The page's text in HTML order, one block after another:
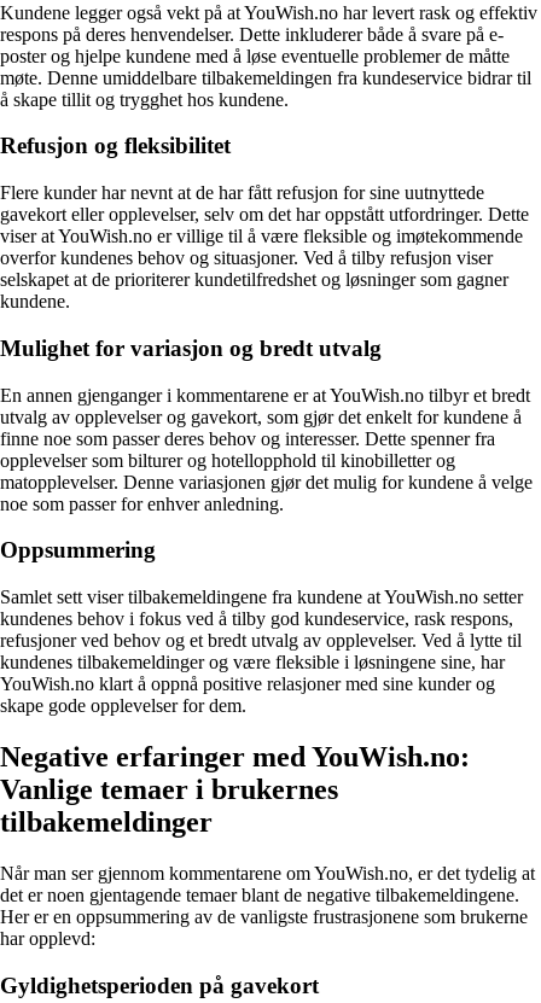
Kundene legger også vekt på at YouWish.no har levert rask og effektiv
respons på deres henvendelser. Dette inkluderer både å svare på e-
poster og hjelpe kundene med å løse eventuelle problemer de måtte
møte. Denne umiddelbare tilbakemeldingen fra kundeservice bidrar til
å skape tillit og trygghet hos kundene.
Refusjon og fleksibilitet
Flere kunder har nevnt at de har fått refusjon for sine uutnyttede
gavekort eller opplevelser, selv om det har oppstått utfordringer. Dette
viser at YouWish.no er villige til å være fleksible og imøtekommende
overfor kundenes behov og situasjoner. Ved å tilby refusjon viser
selskapet at de prioriterer kundetilfredshet og løsninger som gagner
kundene.
Mulighet for variasjon og bredt utvalg
En annen gjenganger i kommentarene er at YouWish.no tilbyr et bredt
utvalg av opplevelser og gavekort, som gjør det enkelt for kundene å
finne noe som passer deres behov og interesser. Dette spenner fra
opplevelser som bilturer og hotellopphold til kinobilletter og
matopplevelser. Denne variasjonen gjør det mulig for kundene å velge
noe som passer for enhver anledning.
Oppsummering
Samlet sett viser tilbakemeldingene fra kundene at YouWish.no setter
kundenes behov i fokus ved å tilby god kundeservice, rask respons,
refusjoner ved behov og et bredt utvalg av opplevelser. Ved å lytte til
kundenes tilbakemeldinger og være fleksible i løsningene sine, har
YouWish.no klart å oppnå positive relasjoner med sine kunder og
skape gode opplevelser for dem.
Negative erfaringer med YouWish.no:
Vanlige temaer i brukernes
tilbakemeldinger
Når man ser gjennom kommentarene om YouWish.no, er det tydelig at
det er noen gjentagende temaer blant de negative tilbakemeldingene.
Her er en oppsummering av de vanligste frustrasjonene som brukerne
har opplevd:
Gyldighetsperioden på gavekort